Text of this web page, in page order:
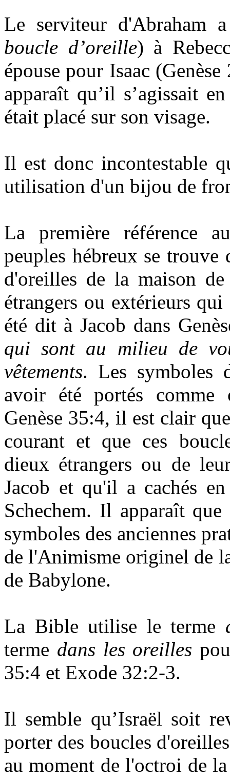
Le serviteur d'Abraham
boucle d’oreille) à
épouse pour Isaac
apparaît qu’il s’agissait
était placé sur son visage.
Il est donc incontestable
utilisation d'un bijou de
La première référence
peuples hébreux se trouve
d'oreilles de la maison
étrangers ou extérieurs
été dit à Jacob dans
qui sont au milieu de
vêtements. Les symboles
avoir été portés comme
Genèse 35:4, il est clair
courant et que ces
dieux étrangers ou de
Jacob et qu'il a cachés
Schechem. Il apparaît
symboles des anciennes
de l'Animisme originel de
de Babylone.
La Bible utilise le terme
terme dans les oreilles
35:4 et Exode 32:2-3.
Il semble qu’Israël soit
porter des boucles
au moment de l'octroi de